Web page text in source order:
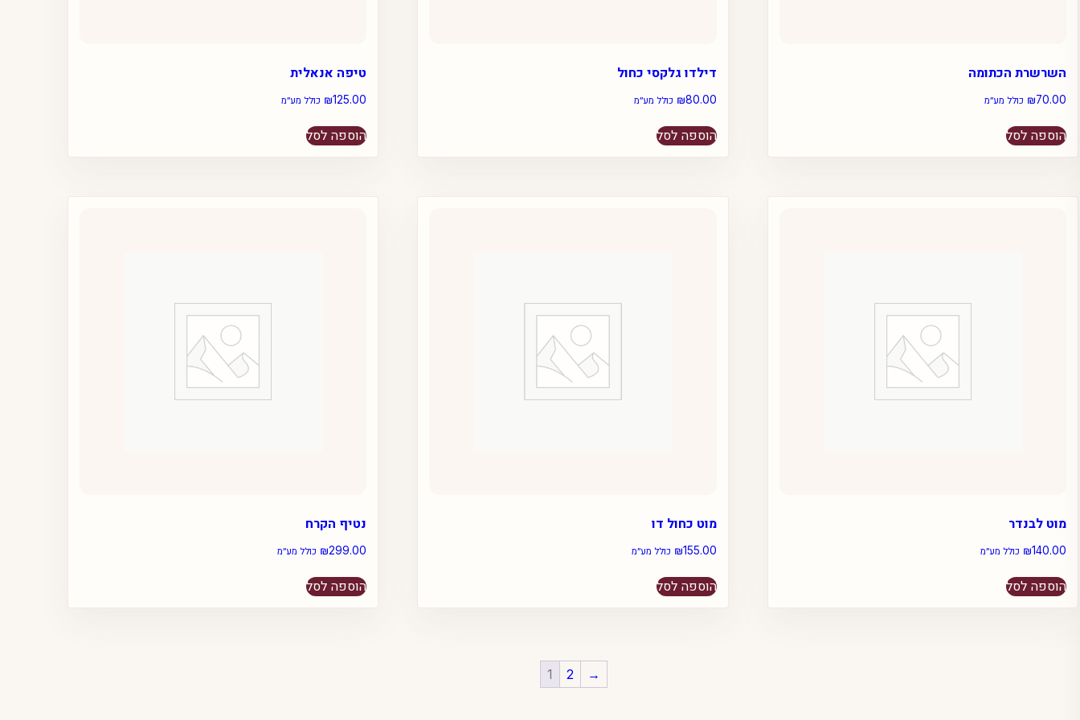
טיפה אנאלית
₪125.00 כולל מע״מ
הוספה לסל
דילדו גלקסי כחול
₪80.00 כולל מע״מ
הוספה לסל
השרשרת הכתומה
₪70.00 כולל מע״מ
הוספה לסל
נטיף הקרח
₪299.00 כולל מע״מ
הוספה לסל
מוט כחול דו
₪155.00 כולל מע״מ
הוספה לסל
מוט לבנדר
₪140.00 כולל מע״מ
הוספה לסל
1 2 →